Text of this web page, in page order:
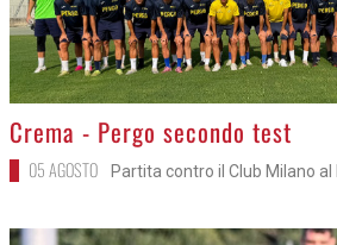
>
Crema - Pergo secondo test
05 AGOSTO Partita contro il Club Milano